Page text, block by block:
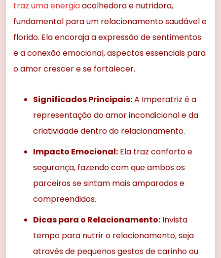
traz uma energiaacolhedora e nutridora,
fundamental para um relacionamento saudável e
florido. Ela encoraja a expressão de sentimentos
e a conexão emocional, aspectos essenciais para
o amor crescer e se fortalecer.
Significados Principais:A Imperatriz é a
representação do amor incondicional e da
criatividade dentro do relacionamento.
Impacto Emocional: Ela traz conforto e
segurança, fazendo com que ambos os
parceiros se sintam mais amparados e
compreendidos.
Dicas para o Relacionamento: Invista
tempo para nutrir o relacionamento, seja
através de pequenos gestos de carinho ou